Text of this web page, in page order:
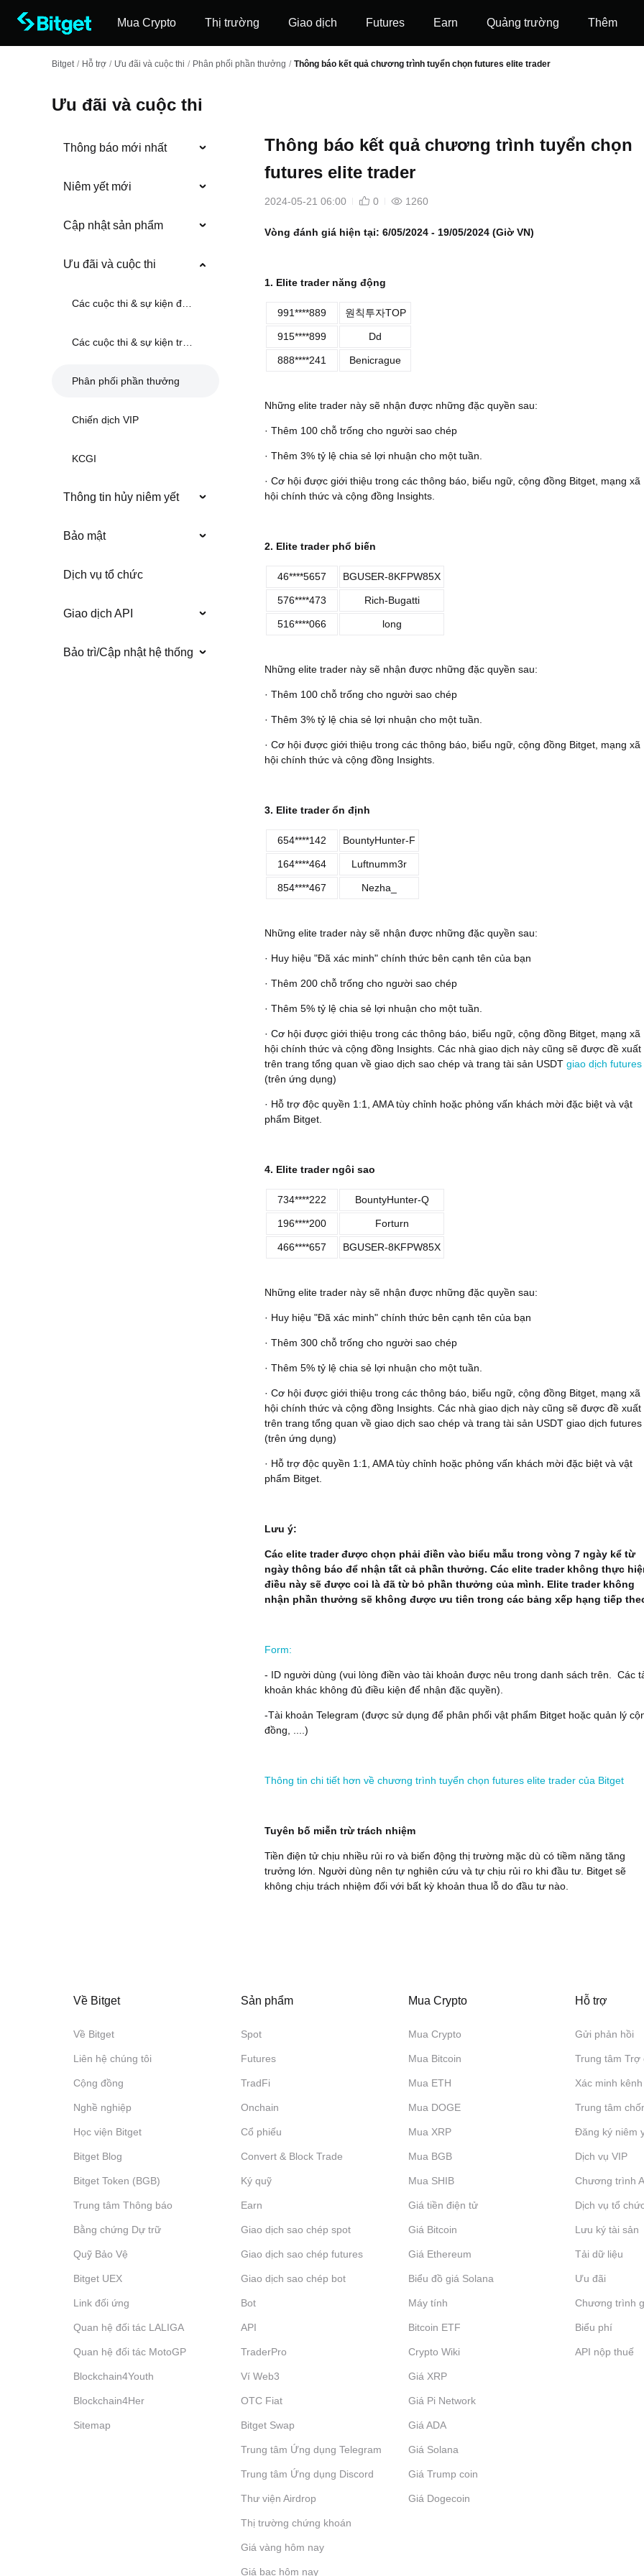
Mua Crypto Thị trường Giao dịch Futures ‌Earn Quảng trường Thêm
Bitget / Hỗ trợ / Ưu đãi và cuộc thi / Phân phối phần thưởng / Thông báo kết quả chương trình tuyển chọn futures elite trader
Ưu đãi và cuộc thi
Thông báo mới nhất
Niêm yết mới
Cập nhật sản phẩm
Ưu đãi và cuộc thi
Các cuộc thi & sự kiện đang diễn ra
Các cuộc thi & sự kiện trước đây
Phân phối phần thưởng
Chiến dịch VIP
KCGI
Thông tin hủy niêm yết
Bảo mật
Dịch vụ tổ chức
Giao dịch API
Bảo trì/Cập nhật hệ thống
Thông báo kết quả chương trình tuyển chọn
futures elite trader
2024-05-21 06:00 0 1260
Vòng đánh giá hiện tại: 6/05/2024 - 19/05/2024 (Giờ VN)
1. Elite trader năng động
991****889 원칙투자TOP
915****899 Dd
888****241 Benicrague
Những elite trader này sẽ nhận được những đặc quyền sau:
· Thêm 100 chỗ trống cho người sao chép
· Thêm 3% tỷ lệ chia sẻ lợi nhuận cho một tuần.
· Cơ hội được giới thiệu trong các thông báo, biểu ngữ, cộng đồng Bitget, mạng xã
hội chính thức và cộng đồng Insights.
2. Elite trader phổ biến
46****5657 BGUSER-8KFPW85X
576****473 Rich-Bugatti
516****066 long
Những elite trader này sẽ nhận được những đặc quyền sau:
· Thêm 100 chỗ trống cho người sao chép
· Thêm 3% tỷ lệ chia sẻ lợi nhuận cho một tuần.
· Cơ hội được giới thiệu trong các thông báo, biểu ngữ, cộng đồng Bitget, mạng xã
hội chính thức và cộng đồng Insights.
3. Elite trader ổn định
654****142 BountyHunter-F
164****464 Luftnumm3r
854****467 Nezha_
Những elite trader này sẽ nhận được những đặc quyền sau:
· Huy hiệu "Đã xác minh" chính thức bên cạnh tên của bạn
· Thêm 200 chỗ trống cho người sao chép
· Thêm 5% tỷ lệ chia sẻ lợi nhuận cho một tuần.
· Cơ hội được giới thiệu trong các thông báo, biểu ngữ, cộng đồng Bitget, mạng xã
hội chính thức và cộng đồng Insights. Các nhà giao dịch này cũng sẽ được đề xuất
trên trang tổng quan về giao dịch sao chép và trang tài sản USDT giao dịch futures
(trên ứng dụng)
· Hỗ trợ độc quyền 1:1, AMA tùy chỉnh hoặc phỏng vấn khách mời đặc biệt và vật
phẩm Bitget.
4. Elite trader ngôi sao
734****222 BountyHunter-Q
196****200 Forturn
466****657 BGUSER-8KFPW85X
Những elite trader này sẽ nhận được những đặc quyền sau:
· Huy hiệu "Đã xác minh" chính thức bên cạnh tên của bạn
· Thêm 300 chỗ trống cho người sao chép
· Thêm 5% tỷ lệ chia sẻ lợi nhuận cho một tuần.
· Cơ hội được giới thiệu trong các thông báo, biểu ngữ, cộng đồng Bitget, mạng xã
hội chính thức và cộng đồng Insights. Các nhà giao dịch này cũng sẽ được đề xuất
trên trang tổng quan về giao dịch sao chép và trang tài sản USDT giao dịch futures
(trên ứng dụng)
· Hỗ trợ độc quyền 1:1, AMA tùy chỉnh hoặc phỏng vấn khách mời đặc biệt và vật
phẩm Bitget.
Lưu ý:
Các elite trader được chọn phải điền vào biểu mẫu trong vòng 7 ngày kể từ
ngày thông báo để nhận tất cả phần thưởng. Các elite trader không thực
điều này sẽ được coi là đã từ bỏ phần thưởng của mình. Elite trader không
nhận phần thưởng sẽ không được ưu tiên trong các bảng xếp hạng tiếp
Form:
- ID người dùng (vui lòng điền vào tài khoản được nêu trong danh sách trên. Các
khoản khác không đủ điều kiện để nhận đặc quyền).
-Tài khoản Telegram (được sử dụng để phân phối vật phẩm Bitget hoặc quản lý
đồng, ....)
Thông tin chi tiết hơn về chương trình tuyển chọn futures elite trader của Bitget
Tuyên bố miễn trừ trách nhiệm
Tiền điện tử chịu nhiều rủi ro và biến động thị trường mặc dù có tiềm năng tăng
trưởng lớn. Người dùng nên tự nghiên cứu và tự chịu rủi ro khi đầu tư. Bitget sẽ
không chịu trách nhiệm đối với bất kỳ khoản thua lỗ do đầu tư nào.
Về Bitget
Về Bitget
Liên hệ chúng tôi
Cộng đồng
Nghề nghiệp
Học viện Bitget
Bitget Blog
Bitget Token (BGB)
Trung tâm Thông báo
Bằng chứng Dự trữ
Quỹ Bảo Vệ
Bitget UEX
Link đối ứng
Quan hệ đối tác LALIGA
Quan hệ đối tác MotoGP
Blockchain4Youth
Blockchain4Her
Sitemap
Sản phẩm
Spot
Futures
TradFi
Onchain
Cổ phiếu
Convert & Block Trade
Ký quỹ
‌Earn
Giao dịch sao chép spot
Giao dịch sao chép futures
Giao dịch sao chép bot
Bot
API
TraderPro
Ví Web3
OTC Fiat
Bitget Swap
Trung tâm Ứng dụng Telegram
Trung tâm Ứng dụng Discord
Thư viện Airdrop
Thị trường chứng khoán
Giá vàng hôm nay
Giá bạc hôm nay
Mua Crypto
Mua Crypto
Mua Bitcoin
Mua ETH
Mua DOGE
Mua XRP
Mua BGB
Mua SHIB
Giá tiền điện tử
Giá Bitcoin
Giá Ethereum
Biểu đồ giá Solana
Máy tính
Bitcoin ETF
Crypto Wiki
Giá XRP
Giá Pi Network
Giá ADA
Giá Solana
Giá Trump coin
Giá Dogecoin
Hỗ trợ
Gửi phản hồi
Trung tâm Trợ
Xác minh
Trung tâm
Đăng ký niêm
Dịch vụ VIP
Chương trình
Dịch vụ tổ
Lưu ký tài sản
Tải dữ liệu
Ưu đãi
Chương trình
Biểu phí
API nộp thuế